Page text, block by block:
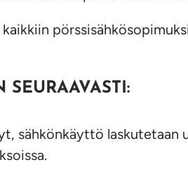
sähkönkäyttö laskutetaan